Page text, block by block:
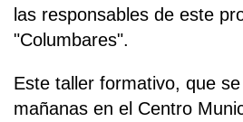
las responsables de este
"Columbares".
Este taller formativo, que
mañanas en el Centro